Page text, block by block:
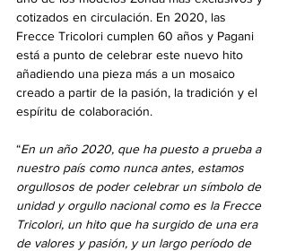
cotizados en circulación. En 2020, las
Frecce Tricolori cumplen 60 años y Pagani
está a punto de celebrar este nuevo hito
añadiendo una pieza más a un mosaico
creado a partir de la pasión, la tradición y el
espíritu de colaboración.
“En un año 2020, que ha puesto a prueba a
nuestro país como nunca antes, estamos
orgullosos de poder celebrar un símbolo de
unidad y orgullo nacional como es la Frecce
Tricolori, un hito que ha surgido de una era
de valores y pasión, y un largo período de